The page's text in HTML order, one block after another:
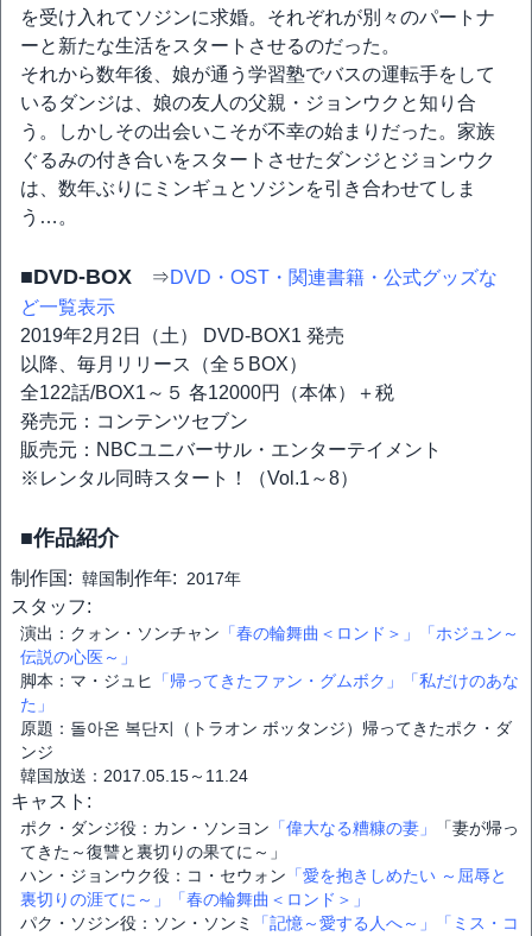
を受け入れてソジンに求婚。それぞれが別々のパートナ
ーと新たな生活をスタートさせるのだった。
それから数年後、娘が通う学習塾でバスの運転手をして
いるダンジは、娘の友人の父親・ジョンウクと知り合
う。しかしその出会いこそが不幸の始まりだった。家族
ぐるみの付き合いをスタートさせたダンジとジョンウク
は、数年ぶりにミンギュとソジンを引き合わせてしま
う…。
■DVD-BOX ⇒DVD・OST・関連書籍・公式グッズな
ど一覧表示
2019年2月2日（土） DVD-BOX1 発売
以降、毎月リリース（全５BOX）
全122話/BOX1～５ 各12000円（本体）＋税
発売元：コンテンツセブン
販売元：NBCユニバーサル・エンターテイメント
※レンタル同時スタート！（Vol.1～8）
■作品紹介
制作国: 韓国制作年: 2017年
スタッフ:
演出：クォン・ソンチャン 「春の輪舞曲＜ロンド＞」
「ホジュン～
伝説の心医～」
脚本：マ・ジュヒ
「帰ってきたファン・グムボク」
「私だけのあな
た」
原題：돌아온 복단지（トラオン ボッタンジ）帰ってきたポク・ダ
ンジ
韓国放送：2017.05.15～11.24
キャスト:
ポク・ダンジ役：カン・ソンヨン 「偉大なる糟糠の妻」
「妻が帰っ
てきた～復讐と裏切りの果てに～」
ハン・ジョンウク役：コ・セウォン 「愛を抱きしめたい ～屈辱と
裏切りの涯てに～」
「春の輪舞曲＜ロンド＞」
パク・ソジン役：ソン・ソンミ
「記憶～愛する人へ～」
「ミス・コ